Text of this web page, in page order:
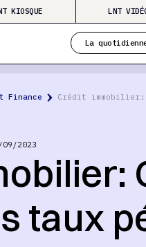
KIOSQUE LNT
La
Finance Crédit immobilier:
09/2023
taux